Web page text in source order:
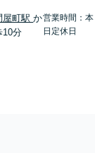
屋町駅か
10分
営業時間：本
日定休日